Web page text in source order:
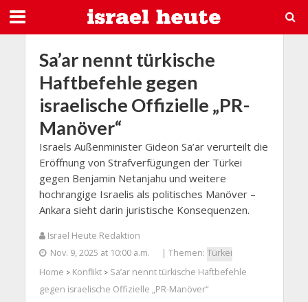
Sa’ar nennt türkische
Haftbefehle gegen
israelische Offizielle „PR-
Manöver“
Israels Außenminister Gideon Sa’ar verurteilt die
Eröffnung von Strafverfügungen der Türkei
gegen Benjamin Netanjahu und weitere
hochrangige Israelis als politisches Manöver –
Ankara sieht darin juristische Konsequenzen.
Israel Heute Redaktion
Nov. 9, 2025 at 10:00 a.m.
| Themen: Türkei
Home > Konflikt> Sa’ar nennt türkische Haftbefehle
gegen israelische Offizielle „PR-Manöver“